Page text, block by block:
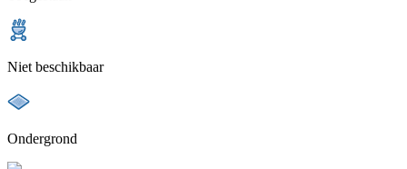
Niet beschikbaar
Ondergrond